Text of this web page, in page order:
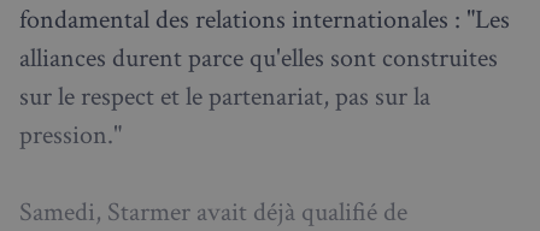
fondamental des relations internationales : "Les
alliances durent parce qu'elles sont construites
sur le respect et le partenariat, pas sur la
pression."
Samedi, Starmer avait déjà qualifié de